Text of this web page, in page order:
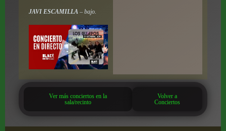
JAVI ESCAMILLA– bajo.
Ver más conciertos en la
sala/recinto
Volver a
Conciertos